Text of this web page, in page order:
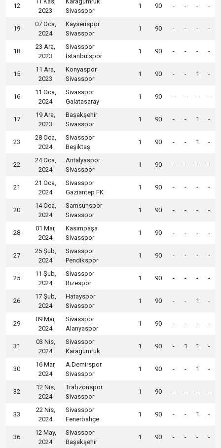
12
2023
Sivasspor
1 90 - - - -
19
07 Oca,
2024
Kayserispor
Sivasspor
1 90 - - - -
18
23 Ara,
2023
Sivasspor
İstanbulspor
1 90 - - - -
15
11 Ara,
2023
Konyaspor
Sivasspor
1 90 - - 1 -
16
11 Oca,
2024
Sivasspor
Galatasaray
1 90 - - - -
17
19 Ara,
2023
Başakşehir
Sivasspor
1 90 - - 1 -
23
28 Oca,
2024
Sivasspor
Beşiktaş
1 90 - - 1 -
22
24 Oca,
2024
Antalyaspor
Sivasspor
1 90 - - - -
21
21 Oca,
2024
Sivasspor
Gaziantep FK
1 90 - - - -
20
14 Oca,
2024
Samsunspor
Sivasspor
1 90 - - - -
28
01 Mar,
2024
Kasımpaşa
Sivasspor
1 90 - - - -
27
25 Şub,
2024
Sivasspor
Pendikspor
1 90 - - - -
25
11 Şub,
2024
Sivasspor
Rizespor
1 90 - - - -
26
17 Şub,
2024
Hatayspor
Sivasspor
1 90 - - 1 -
29
09 Mar,
2024
Sivasspor
Alanyaspor
1 90 - - - -
31
03 Nis,
2024
Sivasspor
Karagümrük
1 90 - 1 1 -
30
16 Mar,
2024
A.Demirspor
Sivasspor
1 90 - - 1 -
32
12 Nis,
2024
Trabzonspor
Sivasspor
1 90 - - - -
33
22 Nis,
2024
Sivasspor
Fenerbahçe
1 90 - - 1 -
36
12 May,
2024
Sivasspor
Başakşehir
1 90 - - - -